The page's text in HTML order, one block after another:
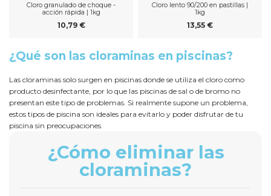
Cloro granulado de choque -
acción rápida | 1kg
10,79 €
Cloro lento 90/200 en pastillas |
1kg
13,55 €
¿Qué son las cloraminas en piscinas?
Las cloraminas solo surgen en piscinas donde se utiliza el cloro como
producto desinfectante, por lo que las piscinas de sal o de bromo no
presentan este tipo de problemas. Si realmente supone un problema,
estos tipos de piscina son ideales para evitarlo y poder disfrutar de tu
piscina sin preocupaciones.
¿Cómo eliminar las
cloraminas?